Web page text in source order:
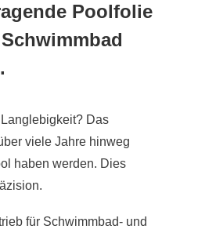
Poolfolie
Das
viele Jahre hinweg
haben werden. Dies
für Schwimmbad- und